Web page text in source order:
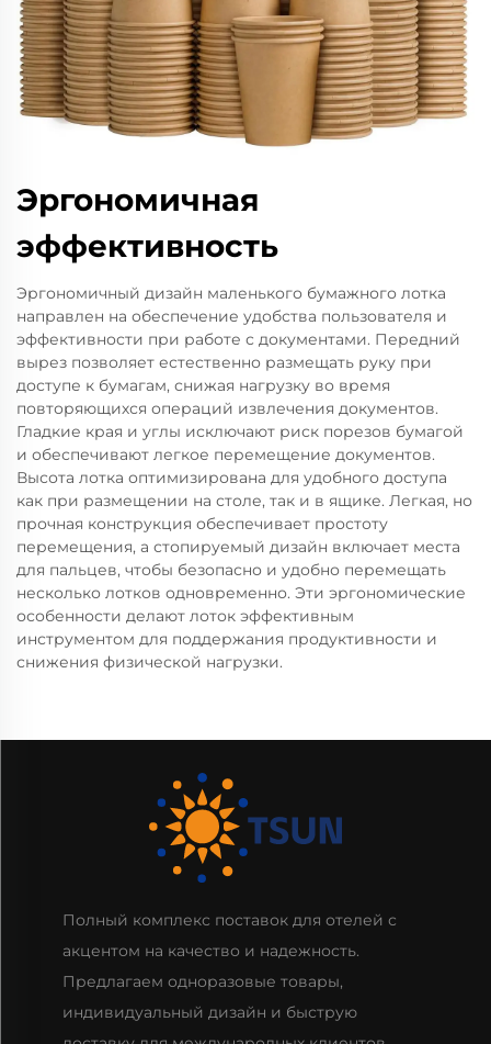
Эргономичная
эффективность
Эргономичный дизайн маленького бумажного лотка
направлен на обеспечение удобства пользователя и
эффективности при работе с документами. Передний
вырез позволяет естественно размещать руку при
доступе к бумагам, снижая нагрузку во время
повторяющихся операций извлечения документов.
Гладкие края и углы исключают риск порезов бумагой
и обеспечивают легкое перемещение документов.
Высота лотка оптимизирована для удобного доступа
как при размещении на столе, так и в ящике. Легкая, но
прочная конструкция обеспечивает простоту
перемещения, а стопируемый дизайн включает места
для пальцев, чтобы безопасно и удобно перемещать
несколько лотков одновременно. Эти эргономические
особенности делают лоток эффективным
инструментом для поддержания продуктивности и
снижения физической нагрузки.
Полный комплекс поставок для отелей с
акцентом на качество и надежность.
Предлагаем одноразовые товары,
индивидуальный дизайн и быструю